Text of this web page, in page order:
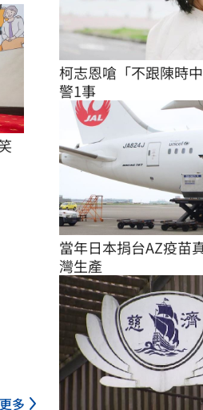
更多
柯志恩嗆「不跟陳時
警1事
當年日本捐台AZ疫苗
灣生產